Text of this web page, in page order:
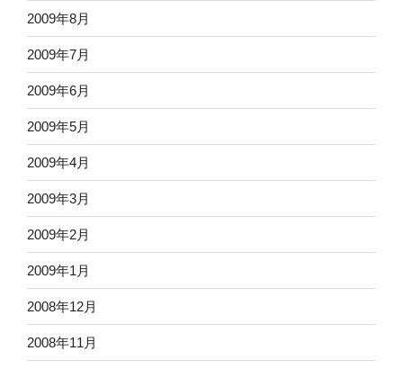
2009年8月
2009年7月
2009年6月
2009年5月
2009年4月
2009年3月
2009年2月
2009年1月
2008年12月
2008年11月